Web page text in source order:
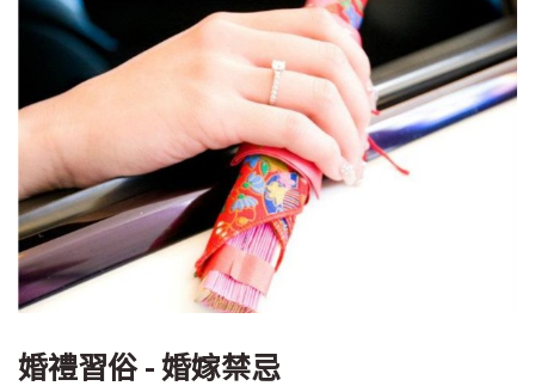
婚禮習俗 - 婚嫁禁忌